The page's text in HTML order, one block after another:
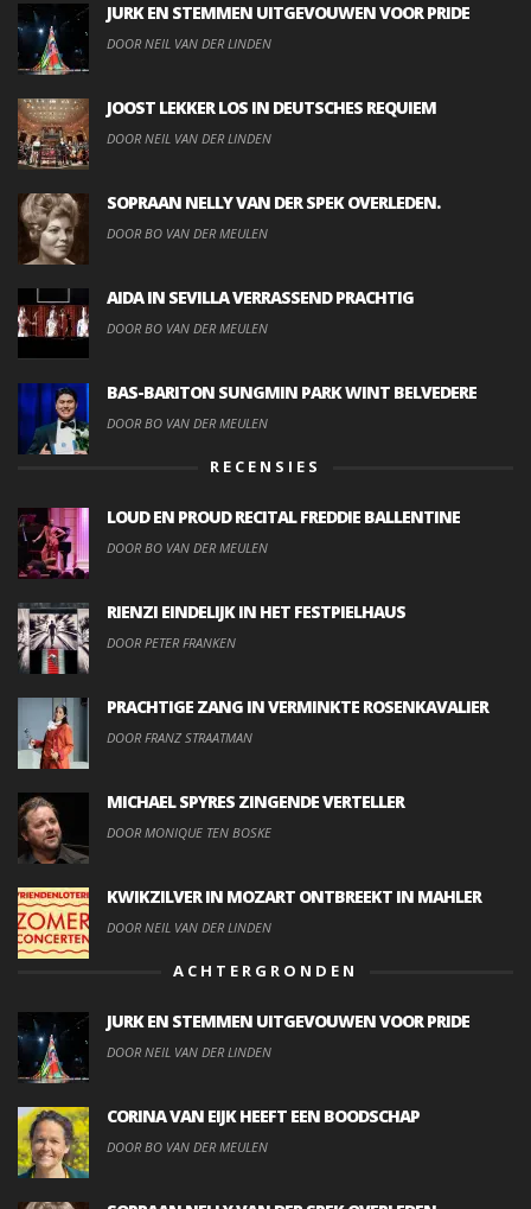
JURK EN STEMMEN UITGEVOUWEN VOOR PRIDE
DOOR NEIL VAN DER LINDEN
JOOST LEKKER LOS IN DEUTSCHES REQUIEM
DOOR NEIL VAN DER LINDEN
SOPRAAN NELLY VAN DER SPEK OVERLEDEN.
DOOR BO VAN DER MEULEN
AIDA IN SEVILLA VERRASSEND PRACHTIG
DOOR BO VAN DER MEULEN
BAS-BARITON SUNGMIN PARK WINT BELVEDERE
DOOR BO VAN DER MEULEN
RECENSIES
LOUD EN PROUD RECITAL FREDDIE BALLENTINE
DOOR BO VAN DER MEULEN
RIENZI EINDELIJK IN HET FESTPIELHAUS
DOOR PETER FRANKEN
PRACHTIGE ZANG IN VERMINKTE ROSENKAVALIER
DOOR FRANZ STRAATMAN
MICHAEL SPYRES ZINGENDE VERTELLER
DOOR MONIQUE TEN BOSKE
KWIKZILVER IN MOZART ONTBREEKT IN MAHLER
DOOR NEIL VAN DER LINDEN
ACHTERGRONDEN
JURK EN STEMMEN UITGEVOUWEN VOOR PRIDE
DOOR NEIL VAN DER LINDEN
CORINA VAN EIJK HEEFT EEN BOODSCHAP
DOOR BO VAN DER MEULEN